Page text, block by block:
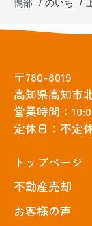
鴨部
のいち
〒780-8019
高知県高知市
営業時間：
定休日：不定
トップぺージ
不動産売却
お客様の声